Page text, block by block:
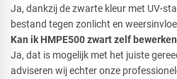
​Ja, dankzij de zwarte kleur met UV-
bestand tegen zonlicht en
Kan ik HMPE500 zwart zelf
​Ja, dat is mogelijk met het juiste
adviseren wij echter onze